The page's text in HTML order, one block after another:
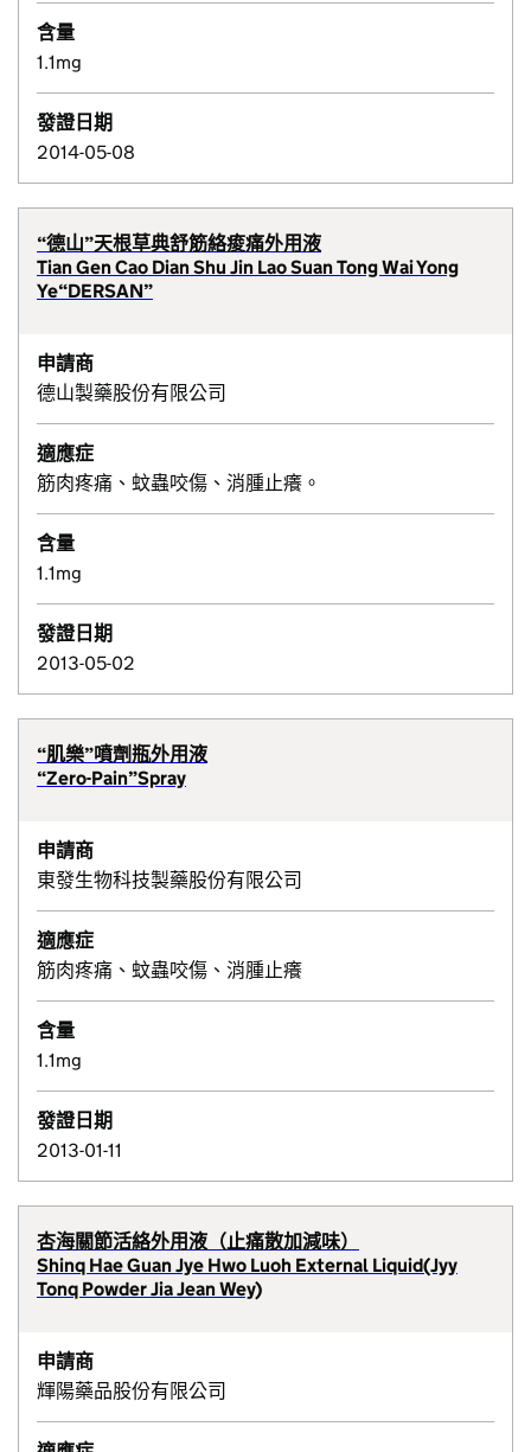
含量
1.1mg
發證日期
2014-05-08
“德山”天根草典舒筋絡痠痛外用液
Tian Gen Cao Dian Shu Jin Lao Suan Tong Wai Yong
Ye“DERSAN”
申請商
德山製藥股份有限公司
適應症
筋肉疼痛、蚊蟲咬傷、消腫止癢。
含量
1.1mg
發證日期
2013-05-02
“肌樂”噴劑瓶外用液
“Zero-Pain”Spray
申請商
東發生物科技製藥股份有限公司
適應症
筋肉疼痛、蚊蟲咬傷、消腫止癢
含量
1.1mg
發證日期
2013-01-11
杏海關節活絡外用液（止痛散加減味）
Shinq Hae Guan Jye Hwo Luoh External Liquid(Jyy
Tonq Powder Jia Jean Wey)
申請商
輝陽藥品股份有限公司